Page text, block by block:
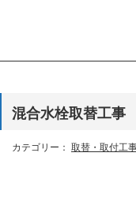
混合水栓取替工
カテゴリー： 取替・取付工